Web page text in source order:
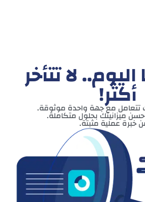
لا تتأخر
أكثر!
تتعامل مع جهة واحدة موثوقة.
ميزانيتك بحلول متكاملة.
خبرة عملية مثبتة.